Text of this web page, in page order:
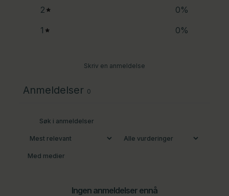
2 0%
1
0%
Skriv en anmeldelse
Anmeldelser 0
Med medier
Ingen anmeldelser ennå